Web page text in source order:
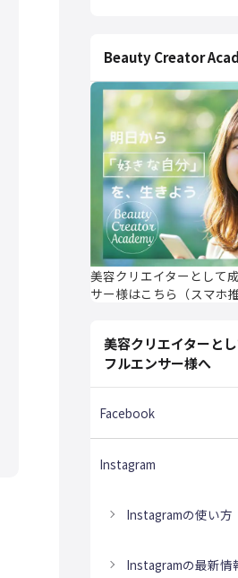
Beauty Creator
美容クリエイターとして
サー様はこちら（スマホ推
美容クリエイターと
フルエンサー様へ
Facebook
Instagram
Instagramの使い方
Instagramの最新情